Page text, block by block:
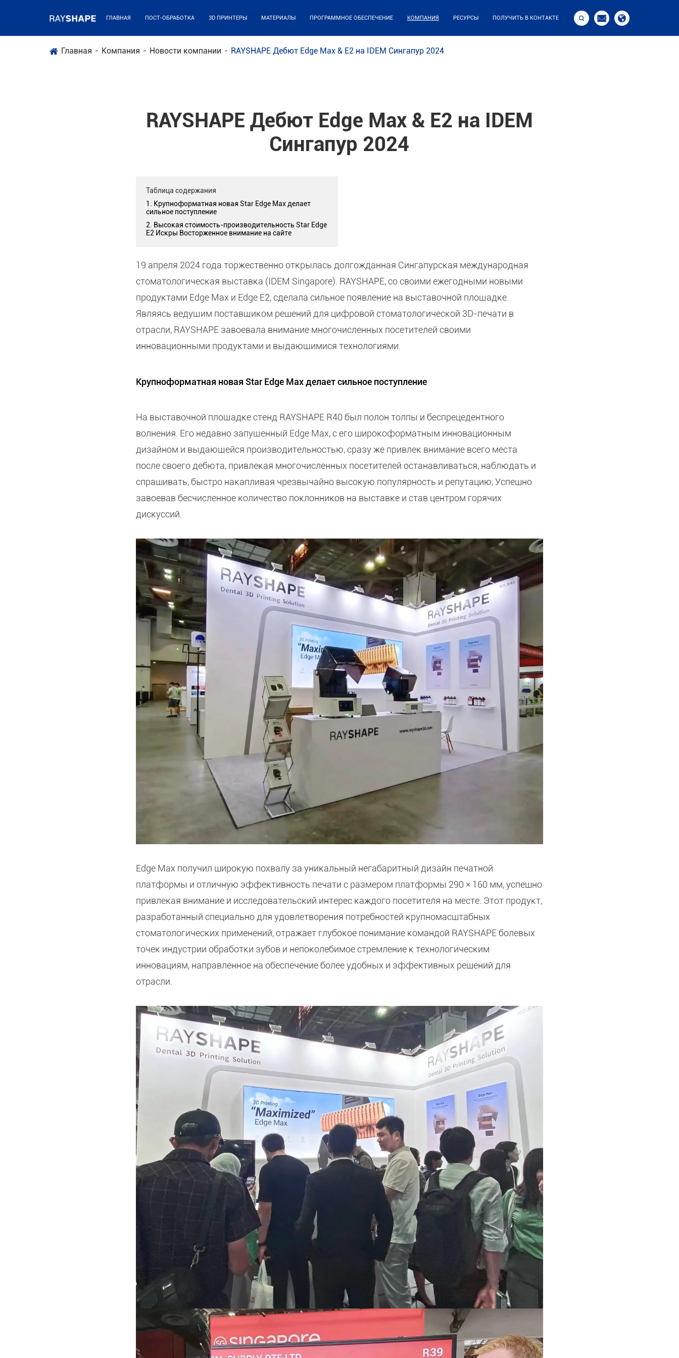
ГЛАВНАЯ ПОСТ-ОБРАБОТКА 3D ПРИНТЕРЫ МАТЕРИАЛЫ ПРОГРАММНОЕ ОБЕСПЕЧЕНИЕ КОМПАНИЯ РЕСУРСЫ ПОЛУЧИТЬ В КОНТАКТЕ   
Главная Компания Новости компании RAYSHAPE Дебют Edge Max & E2 на IDEM Сингапур 2024
RAYSHAPE Дебют Edge Max & E2 на IDEM
Сингапур 2024
Таблица содержания
1. Крупноформатная новая Star Edge Max делает
сильное поступление
2. Высокая стоимость-производительность Star Edge
E2 Искры Восторженное внимание на сайте
19 апреля 2024 года торжественно открылась долгожданная Сингапурская международная
стоматологическая выставка (IDEM Singapore). RAYSHAPE, со своими ежегодными новыми
продуктами Edge Max и Edge E2, сделала сильное появление на выставочной площадке.
Являясь ведущим поставщиком решений для цифровой стоматологической 3D-печати в
отрасли, RAYSHAPE завоевала внимание многочисленных посетителей своими
инновационными продуктами и выдающимися технологиями.
Крупноформатная новая Star Edge Max делает сильное поступление
На выставочной площадке стенд RAYSHAPE R40 был полон толпы и беспрецедентного
волнения. Его недавно запущенный Edge Max, с его широкоформатным инновационным
дизайном и выдающейся производительностью, сразу же привлек внимание всего места
после своего дебюта, привлекая многочисленных посетителей останавливаться, наблюдать и
спрашивать, быстро накапливая чрезвычайно высокую популярность и репутацию, Успешно
завоевав бесчисленное количество поклонников на выставке и став центром горячих
дискуссий.
Edge Max получил широкую похвалу за уникальный негабаритный дизайн печатной
платформы и отличную эффективность печати с размером платформы 290 × 160 мм, успешно
привлекая внимание и исследовательский интерес каждого посетителя на месте. Этот продукт,
разработанный специально для удовлетворения потребностей крупномасштабных
стоматологических применений, отражает глубокое понимание командой RAYSHAPE болевых
точек индустрии обработки зубов и непоколебимое стремление к технологическим
инновациям, направленное на обеспечение более удобных и эффективных решений для
отрасли.